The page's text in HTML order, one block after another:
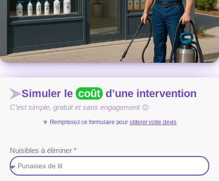
Simuler le coût d’une intervention
C’est simple, gratuit et sans engagement 😊
🔽 Remplissez ce formulaire pour obtenir votre devis
Nuisibles à éliminer *